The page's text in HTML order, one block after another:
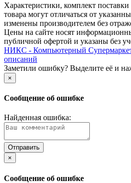
Xарактеристики, комплект
товара могут отличаться от
изменены производителем без
Цены на сайте носят
публичной офертой и указаны без
НИКС - Компьютерный
описаний
Заметили ошибку? Выделите её и
×
Сообщение об ошибке
Найденная ошибка:
×
Сообщение об ошибке